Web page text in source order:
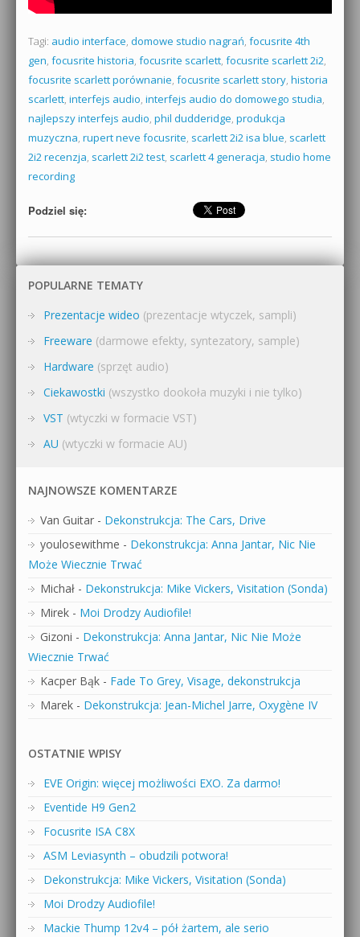
Tagi: audio interface, domowe studio nagrań, focusrite 4th
gen, focusrite historia, focusrite scarlett, focusrite scarlett 2i2,
focusrite scarlett porównanie, focusrite scarlett story, historia
scarlett, interfejs audio, interfejs audio do domowego studia,
najlepszy interfejs audio, phil dudderidge, produkcja
muzyczna, rupert neve focusrite, scarlett 2i2 isa blue, scarlett
2i2 recenzja, scarlett 2i2 test, scarlett 4 generacja, studio home
recording
Podziel się:
POPULARNE TEMATY
Prezentacje wideo (prezentacje wtyczek, sampli)
Freeware (darmowe efekty, syntezatory, sample)
Hardware (sprzęt audio)
Ciekawostki (wszystko dookoła muzyki i nie tylko)
VST (wtyczki w formacie VST)
AU (wtyczki w formacie AU)
NAJNOWSZE KOMENTARZE
Van Guitar - Dekonstrukcja: The Cars, Drive
youlosewithme - Dekonstrukcja: Anna Jantar, Nic Nie
Może Wiecznie Trwać
Michał - Dekonstrukcja: Mike Vickers, Visitation (Sonda)
Mirek - Moi Drodzy Audiofile!
Gizoni - Dekonstrukcja: Anna Jantar, Nic Nie Może
Wiecznie Trwać
Kacper Bąk - Fade To Grey, Visage, dekonstrukcja
Marek - Dekonstrukcja: Jean-Michel Jarre, Oxygène IV
OSTATNIE WPISY
EVE Origin: więcej możliwości EXO. Za darmo!
Eventide H9 Gen2
Focusrite ISA C8X
ASM Leviasynth – obudzili potwora!
Dekonstrukcja: Mike Vickers, Visitation (Sonda)
Moi Drodzy Audiofile!
Mackie Thump 12v4 – pół żartem, ale serio